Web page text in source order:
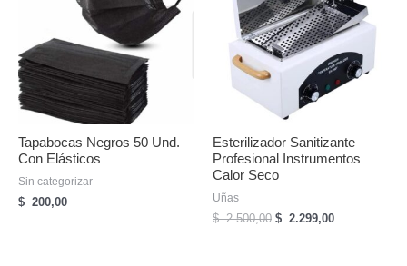
Tapabocas Negros 50 Und.
Con Elásticos
Sin categorizar
$ 200,00
Esterilizador Sanitizante
Profesional Instrumentos
Calor Seco
Uñas
$2.500,00 El
$ 2.299,00El